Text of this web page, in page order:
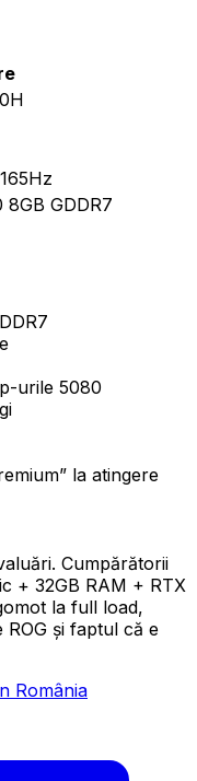
GDDR7
urile 5080
la atingere
Cumpărătorii
+ 32GB RAM + RTX
la full load,
ROG și faptul că e
România